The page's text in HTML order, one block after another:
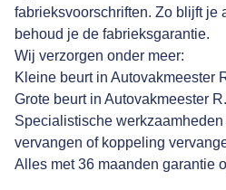
fabrieksvoorschriften. Zo blijft je
behoud je de fabrieksgarantie.
Wij verzorgen onder meer:
Kleine beurt in Autovakmeester
Grote beurt in Autovakmeester
Specialistische
vervangen of koppeling
Alles met 36 maanden garantie